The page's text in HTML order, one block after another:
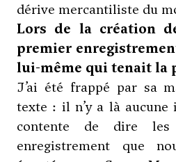
dérive mercantiliste du
Lors de la création
premier
lui-même qui tenait la
J’ai été frappé par sa
texte : il n’y a là
contente de dire les
enregistrement que